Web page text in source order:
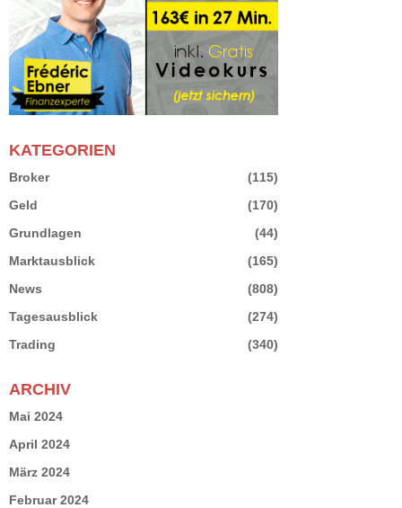
KATEGORIEN
Broker
(115)
Geld
(170)
Grundlagen
(44)
Marktausblick
(165)
News
(808)
Tagesausblick
(274)
Trading
(340)
ARCHIV
Mai 2024
April 2024
März 2024
Februar 2024